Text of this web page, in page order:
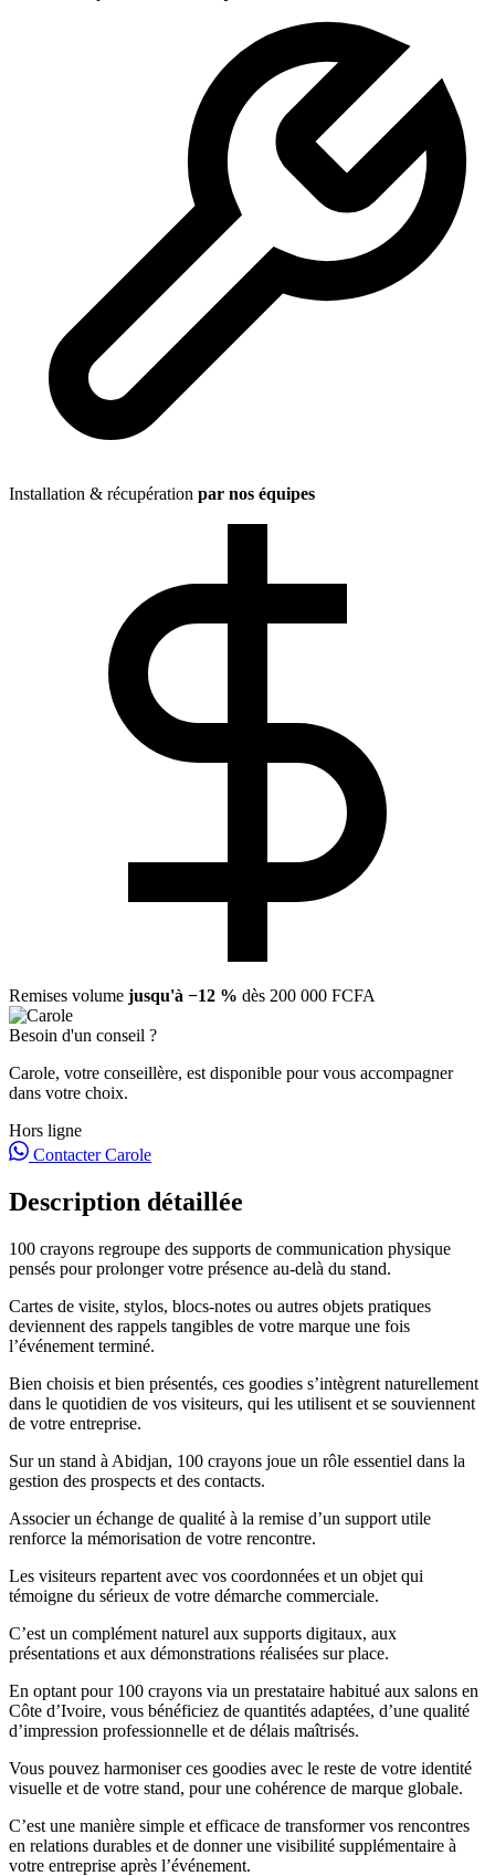
Installation & récupération par nos équipes
Remises volume jusqu'à −12 % dès 200 000 FCFA
Besoin d'un conseil ?
Carole, votre conseillère, est disponible pour vous accompagner
dans votre choix.
Hors ligne
Contacter Carole
Description détaillée
100 crayons regroupe des supports de communication physique
pensés pour prolonger votre présence au-delà du stand.
Cartes de visite, stylos, blocs-notes ou autres objets pratiques
deviennent des rappels tangibles de votre marque une fois
l’événement terminé.
Bien choisis et bien présentés, ces goodies s’intègrent naturellement
dans le quotidien de vos visiteurs, qui les utilisent et se souviennent
de votre entreprise.
Sur un stand à Abidjan, 100 crayons joue un rôle essentiel dans la
gestion des prospects et des contacts.
Associer un échange de qualité à la remise d’un support utile
renforce la mémorisation de votre rencontre.
Les visiteurs repartent avec vos coordonnées et un objet qui
témoigne du sérieux de votre démarche commerciale.
C’est un complément naturel aux supports digitaux, aux
présentations et aux démonstrations réalisées sur place.
En optant pour 100 crayons via un prestataire habitué aux salons en
Côte d’Ivoire, vous bénéficiez de quantités adaptées, d’une qualité
d’impression professionnelle et de délais maîtrisés.
Vous pouvez harmoniser ces goodies avec le reste de votre identité
visuelle et de votre stand, pour une cohérence de marque globale.
C’est une manière simple et efficace de transformer vos rencontres
en relations durables et de donner une visibilité supplémentaire à
votre entreprise après l’événement.